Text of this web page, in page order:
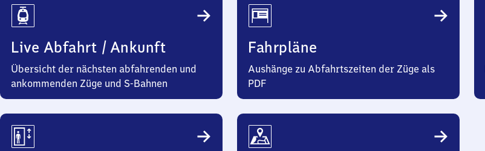
Live Abfahrt / Ankunft
Übersicht der nächsten abfahrenden und
ankommenden Züge und S-Bahnen
Fahrpläne
Aushänge zu Abfahrtszeiten der Züge als
PDF